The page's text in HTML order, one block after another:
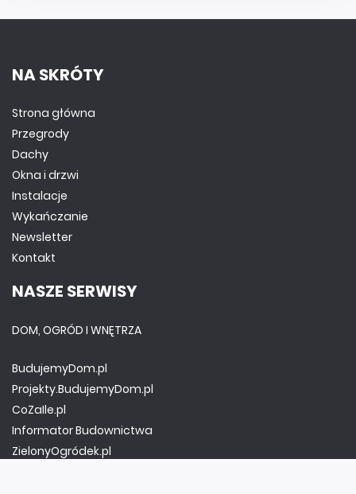
NA SKRÓTY
Strona główna
Przegrody
Dachy
Okna i drzwi
Instalacje
Wykańczanie
Newsletter
Kontakt
NASZE SERWISY
DOM, OGRÓD I WNĘTRZA
BudujemyDom.pl
Projekty.BudujemyDom.pl
CoZaIle.pl
Informator Budownictwa
ZielonyOgródek.pl